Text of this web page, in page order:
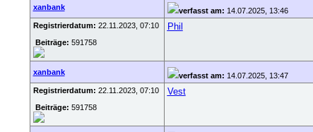
xanbank verfasst am: 14.07.2025, 13:46
Registrierdatum: 22.11.2023, 07:10
Beiträge: 591758
Phil
xanbank verfasst am: 14.07.2025, 13:47
Registrierdatum: 22.11.2023, 07:10
Beiträge: 591758
Vest